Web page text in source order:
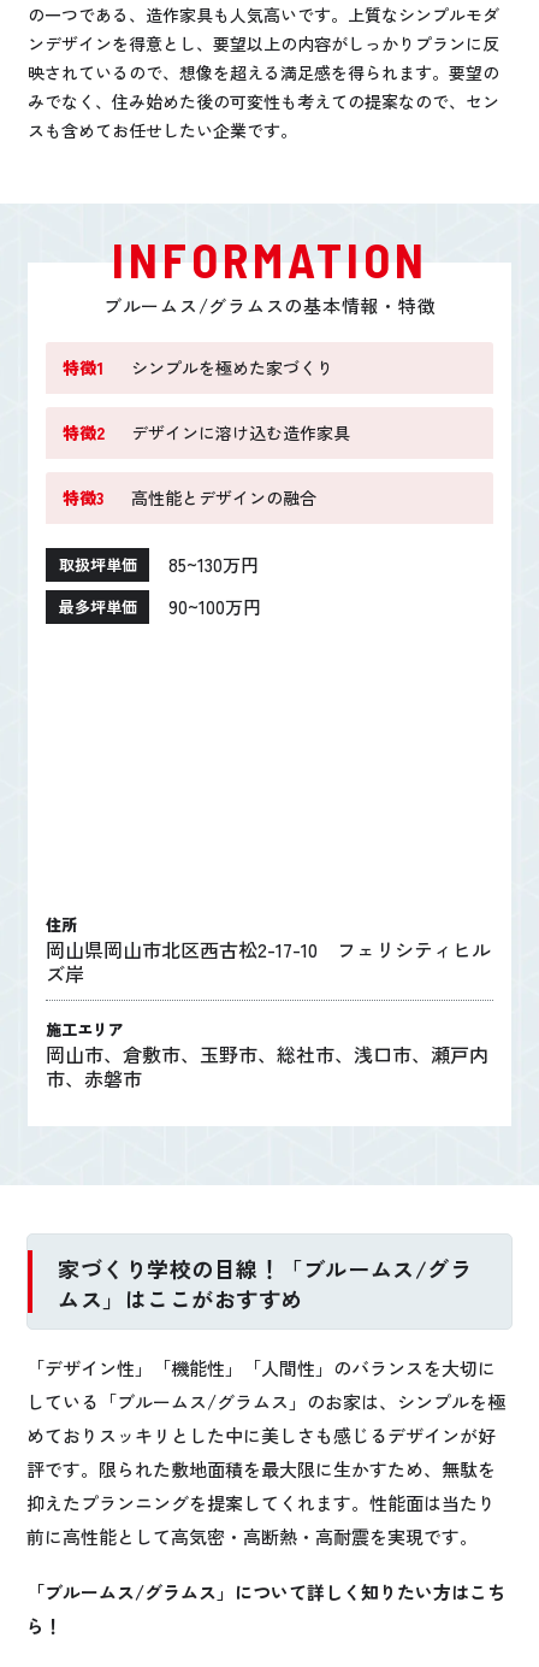
の一つである、造作家具も人気高いです。上質なシンプルモダ
ンデザインを得意とし、要望以上の内容がしっかりプランに反
映されているので、想像を超える満足感を得られます。要望の
みでなく、住み始めた後の可変性も考えての提案なので、セン
スも含めてお任せしたい企業です。
INFORMATION
ブルームス/グラムスの基本情報・特徴
特徴1 シンプルを極めた家づくり
特徴2 デザインに溶け込む造作家具
特徴3 高性能とデザインの融合
取扱坪単価 85~130万円
最多坪単価 90~100万円
住所
岡山県岡山市北区西古松2-17-10 フェリシティヒル
ズ岸
施工エリア
岡山市、倉敷市、玉野市、総社市、浅口市、瀬戸内
市、赤磐市
家づくり学校の目線！「ブルームス/グラ
ムス」はここがおすすめ
「デザイン性」「機能性」「人間性」のバランスを大切に
している「ブルームス/グラムス」のお家は、シンプルを極
めておりスッキリとした中に美しさも感じるデザインが好
評です。限られた敷地面積を最大限に生かすため、無駄を
抑えたプランニングを提案してくれます。性能面は当たり
前に高性能として高気密・高断熱・高耐震を実現です。
「ブルームス/グラムス」について詳しく知りたい方はこち
ら！